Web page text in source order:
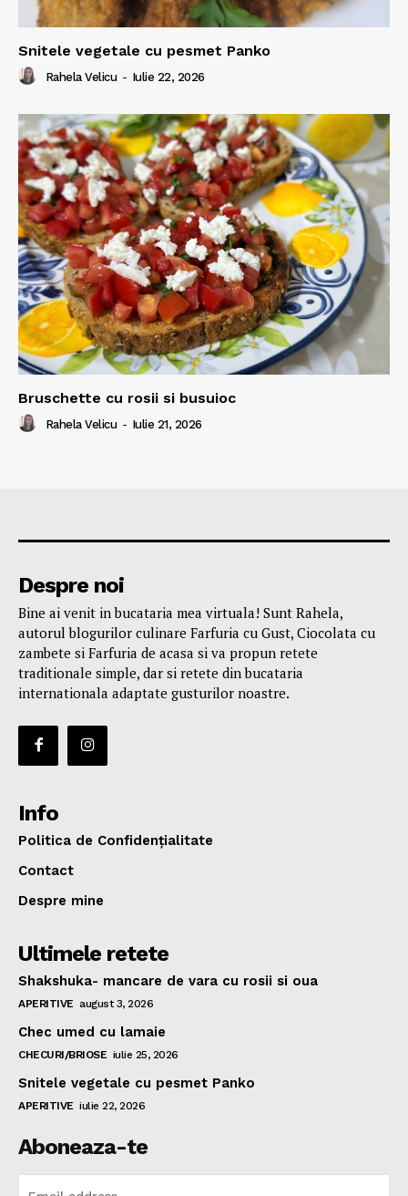
Snitele vegetale cu pesmet Panko
Rahela Velicu - Iulie 22, 2026
Bruschette cu rosii si busuioc
Rahela Velicu - Iulie 21, 2026
Despre noi
Bine ai venit in bucataria mea virtuala! Sunt Rahela,
autorul blogurilor culinare Farfuria cu Gust, Ciocolata cu
zambete si Farfuria de acasa si va propun retete
traditionale simple, dar si retete din bucataria
internationala adaptate gusturilor noastre.
Info
Politica de Confidențialitate
Contact
Despre mine
Ultimele retete
Shakshuka- mancare de vara cu rosii si oua
APERITIVE august 3, 2026
Chec umed cu lamaie
CHECURI/BRIOSE iulie 25, 2026
Snitele vegetale cu pesmet Panko
APERITIVE iulie 22, 2026
Aboneaza-te